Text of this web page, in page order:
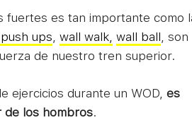
fuertes es tan importante como
ups, wall walk, wall ball, son
de nuestro tren superior.
ejercicios durante un WOD, es
de los hombros.